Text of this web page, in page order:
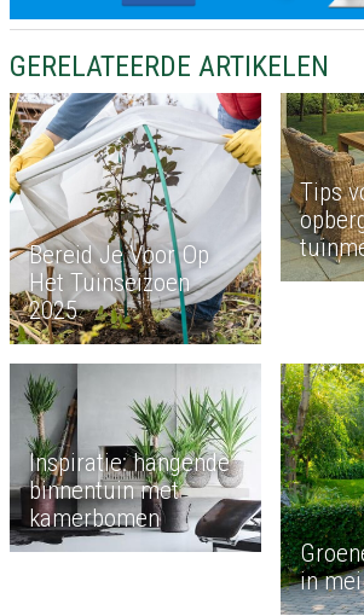
GERELATEERDE ARTIKELEN
Bereid Je Voor Op
Het Tuinseizoen
2025
Tips
Inspiratie: hangende
binnentuin met
kamerbomen
in mei